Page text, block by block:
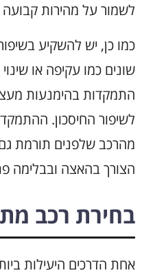
לשמור על מהירות קבועה
כמו כן, יש להשקיע
שונים כמו עקיפה או
התמקדות בהימנעות
לשיפור החיסכון.
מהרכב שלפנים תורמת
הצורך בהאצה ובבלימה
בחירת רכב
אחת הדרכים היעילות